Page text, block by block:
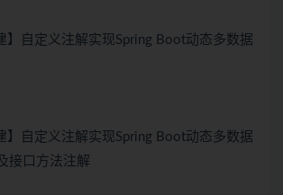
】自定义注解实现Spring Boot动态多数据
】自定义注解实现Spring Boot动态多数据
接口方法注解